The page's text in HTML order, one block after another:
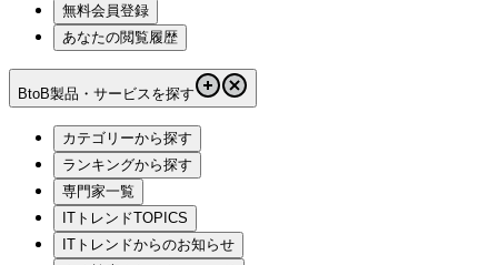
無料会員登録
あなたの閲覧履歴
BtoB製品・サービスを探す
カテゴリーから探す
ランキングから探す
専門家一覧
ITトレンドTOPICS
ITトレンドからのお知らせ